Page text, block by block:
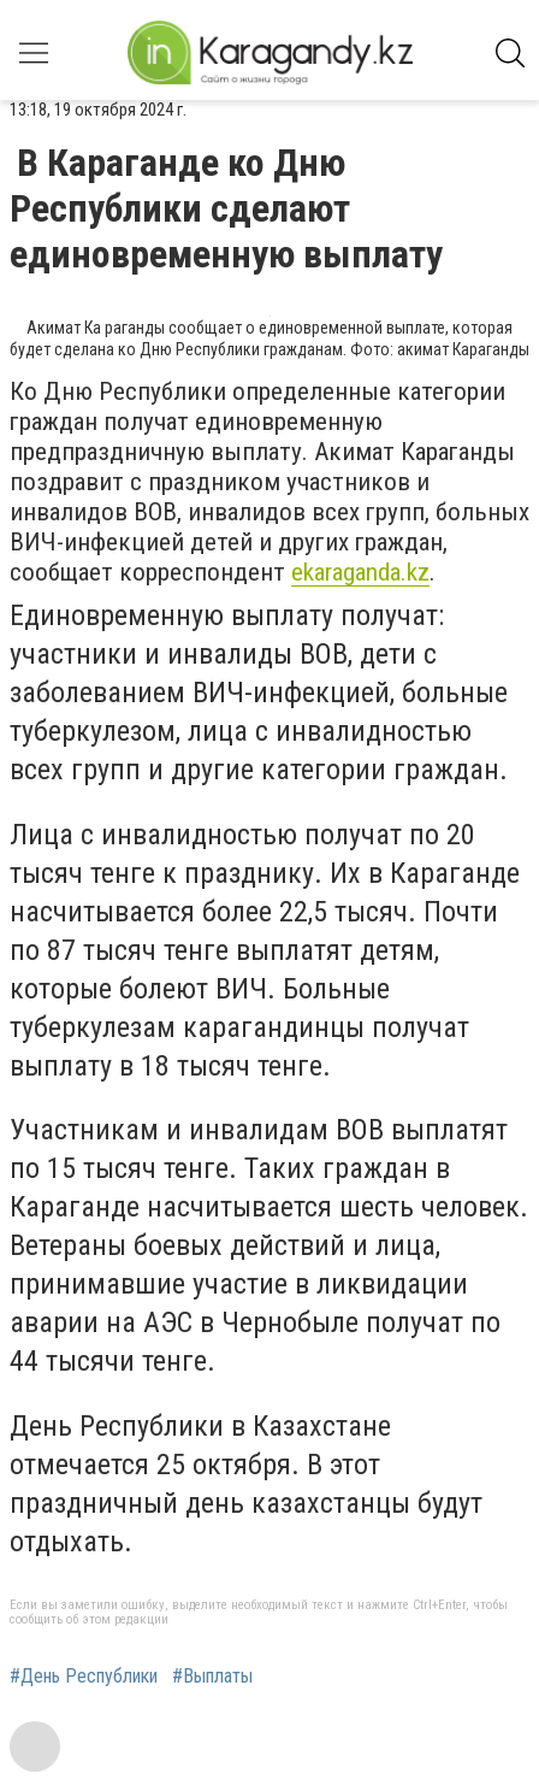
13:18, 19 октября 2024 г.
В Караганде ко Дню
Республики сделают
единовременную выплату
Акимат Ка раганды сообщает о единовременной выплате, которая
будет сделана ко Дню Республики гражданам. Фото: акимат Караганды
Ко Дню Республики определенные категории
граждан получат единовременную
предпраздничную выплату. Акимат Караганды
поздравит с праздником участников и
инвалидов ВОВ, инвалидов всех групп, больных
ВИЧ-инфекцией детей и других граждан,
сообщает корреспондент ekaraganda.kz.
Единовременную выплату получат:
участники и инвалиды ВОВ, дети с
заболеванием ВИЧ-инфекцией, больные
туберкулезом, лица с инвалидностью
всех групп и другие категории граждан.
Лица с инвалидностью получат по 20
тысяч тенге к празднику. Их в Караганде
насчитывается более 22,5 тысяч. Почти
по 87 тысяч тенге выплатят детям,
которые болеют ВИЧ. Больные
туберкулезам карагандинцы получат
выплату в 18 тысяч тенге.
Участникам и инвалидам ВОВ выплатят
по 15 тысяч тенге. Таких граждан в
Караганде насчитывается шесть человек.
Ветераны боевых действий и лица,
принимавшие участие в ликвидации
аварии на АЭС в Чернобыле получат по
44 тысячи тенге.
День Республики в Казахстане
отмечается 25 октября. В этот
праздничный день казахстанцы будут
отдыхать.
Если вы заметили ошибку, выделите необходимый текст и нажмите Ctrl+Enter, чтобы
сообщить об этом редакции
#День Республики #Выплаты